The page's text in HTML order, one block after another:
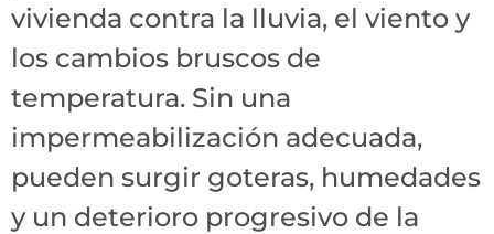
vivienda contra la lluvia, el viento y
los cambios bruscos de
temperatura. Sin una
impermeabilización adecuada,
pueden surgir goteras, humedades
y un deterioro progresivo de la